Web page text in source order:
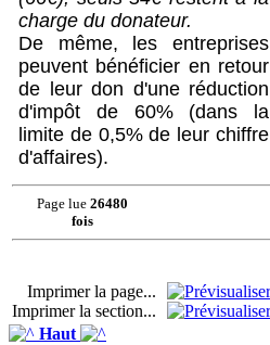
charge du donateur.
De même, les entreprises
peuvent bénéficier en retour
de leur don d'une réduction
d'impôt de 60% (dans la
limite de 0,5% de leur chiffre
d'affaires).
Page lue26480
fois
Imprimer la page...
Imprimer la section...
Haut